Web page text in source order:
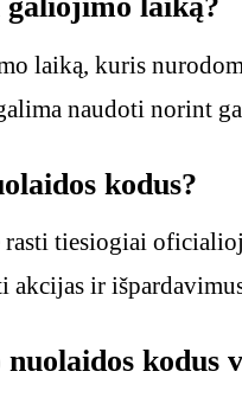
laiką, kuris
naudoti norint
kodus?
tiesiogiai
akcijas ir
kodus